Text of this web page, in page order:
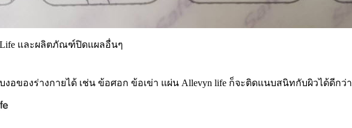
Life และผลิตภัณฑ์ปิดแผลอื่นๆ
อของร่างกายได้ เช่น ข้อศอก ข้อเข่า แผ่น Allevyn life ก็จะติดแนบสนิทกับผิวได้ดีกว่